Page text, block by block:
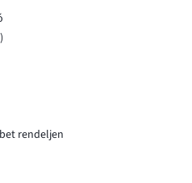
rendeljen